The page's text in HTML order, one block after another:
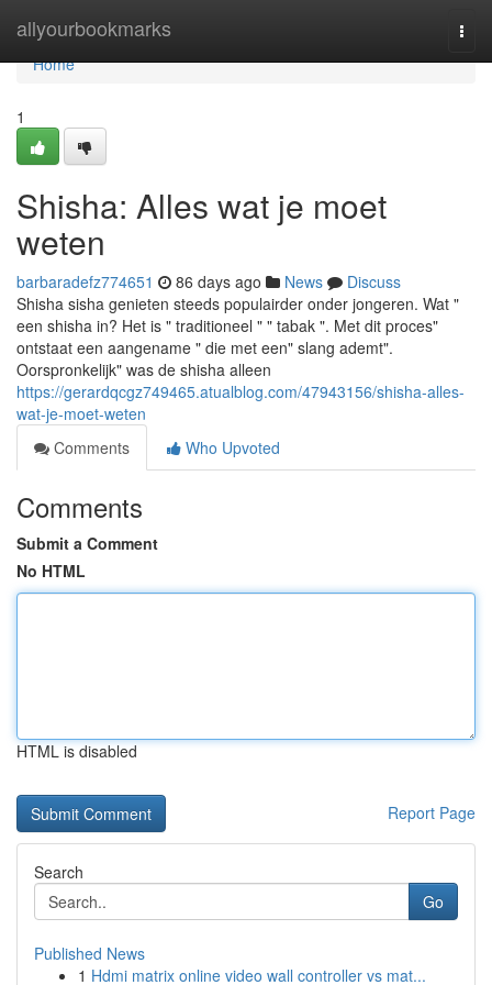
allyourbookmarks
Home
Home
1
Shisha: Alles wat je moet
weten
barbaradefz774651 86 days ago News
Discuss
Shisha sisha genieten steeds populairder onder jongeren. Wat "
een shisha in? Het is " traditioneel " " tabak ". Met dit proces"
ontstaat een aangename " die met een" slang ademt".
Oorspronkelijk" was de shisha alleen
https://gerardqcgz749465.atualblog.com/47943156/shisha-alles-
wat-je-moet-weten
Comments
Who Upvoted
Comments
Submit a Comment
No HTML
HTML is disabled
Report Page
Search
Go
Published News
1 Hdmi matrix online video wall controller vs mat...